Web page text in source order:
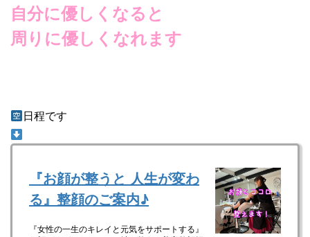
自分に優しくなると
周りに優しくなれます
日程です
『お顔が整うと 人生が変わ
る』整顔のご案内♪
『女性の一生のキレイと元気をサポートする』